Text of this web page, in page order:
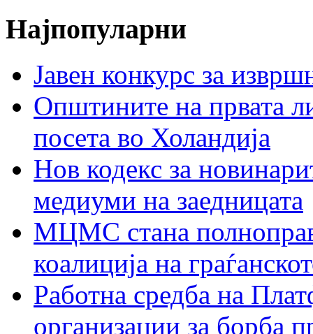
Најпопуларни
Јавен конкурс за
Општините на првата
посета во Холандија
Нов кодекс за
медиуми на заедницата
МЦМС стана
коалиција на
Работна средба на
организации за борба